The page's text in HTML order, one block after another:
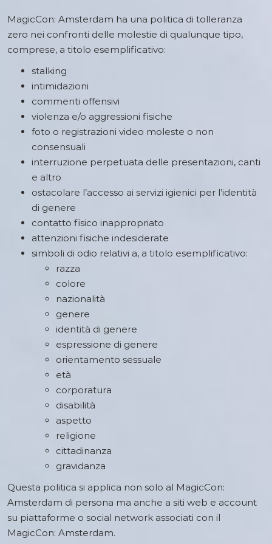
MagicCon: Amsterdam ha una politica di tolleranza
zero nei confronti delle molestie di qualunque tipo,
comprese, a titolo esemplificativo:
stalking
intimidazioni
commenti offensivi
violenza e/o aggressioni fisiche
foto o registrazioni video moleste o non
consensuali
interruzione perpetuata delle presentazioni, canti
e altro
ostacolare l’accesso ai servizi igienici per l’identità
di genere
contatto fisico inappropriato
attenzioni fisiche indesiderate
simboli di odio relativi a, a titolo esemplificativo:
razza
colore
nazionalità
genere
identità di genere
espressione di genere
orientamento sessuale
età
corporatura
disabilità
aspetto
religione
cittadinanza
gravidanza
Questa politica si applica non solo al MagicCon:
Amsterdam di persona ma anche a siti web e account
su piattaforme o social network associati con il
MagicCon: Amsterdam.